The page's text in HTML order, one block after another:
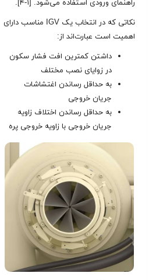
راهنمای ورودی استفاده می‌شود. [۱-۴].
نکاتی که در انتخاب یک IGV مناسب دارای
اهمیت است عبارت‌اند از:
داشتن کمترین افت فشار سکون
در زوایای نصب مختلف
به حداقل رساندن اغتشاشات
جریان خروجی
به حداقل رساندن اختلاف زاویه
جریان خروجی با زاویه خروجی پره